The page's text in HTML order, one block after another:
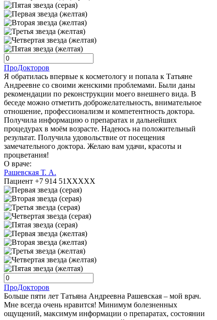
ПроДокторов
Я обратилась впервые к косметологу и попала к Татьяне
Андреевне со своими женскими проблемами. Были даны
рекомендации по реконструкции моего внешнего вида. В
беседе можно отметить доброжелательность, внимательное
отношение, профессионализм и компетентность доктора.
Получила информацию о препаратах и дальнейших
процедурах в моём возрасте. Надеюсь на положительный
результат. Получила удовольствие от посещения
замечательного доктора. Желаю вам удачи, красоты и
процветания!
О враче:
Рашевская Т. А.
Пациент +7 914 51XXXXX
ПроДокторов
Больше пяти лет Татьяна Андреевна Рашевская – мой врач.
Мне всегда очень нравится! Минимум болезненных
ощущений, максимум информации о препаратах, состоянии